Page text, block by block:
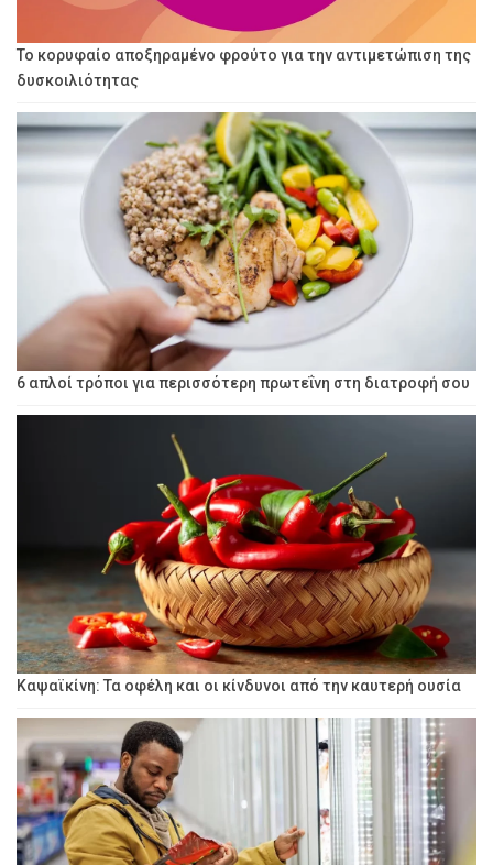
Το κορυφαίο αποξηραμένο φρούτο για την αντιμετώπιση της
δυσκοιλιότητας
6 απλοί τρόποι για περισσότερη πρωτεΐνη στη διατροφή σου
Καψαϊκίνη: Τα οφέλη και οι κίνδυνοι από την καυτερή ουσία